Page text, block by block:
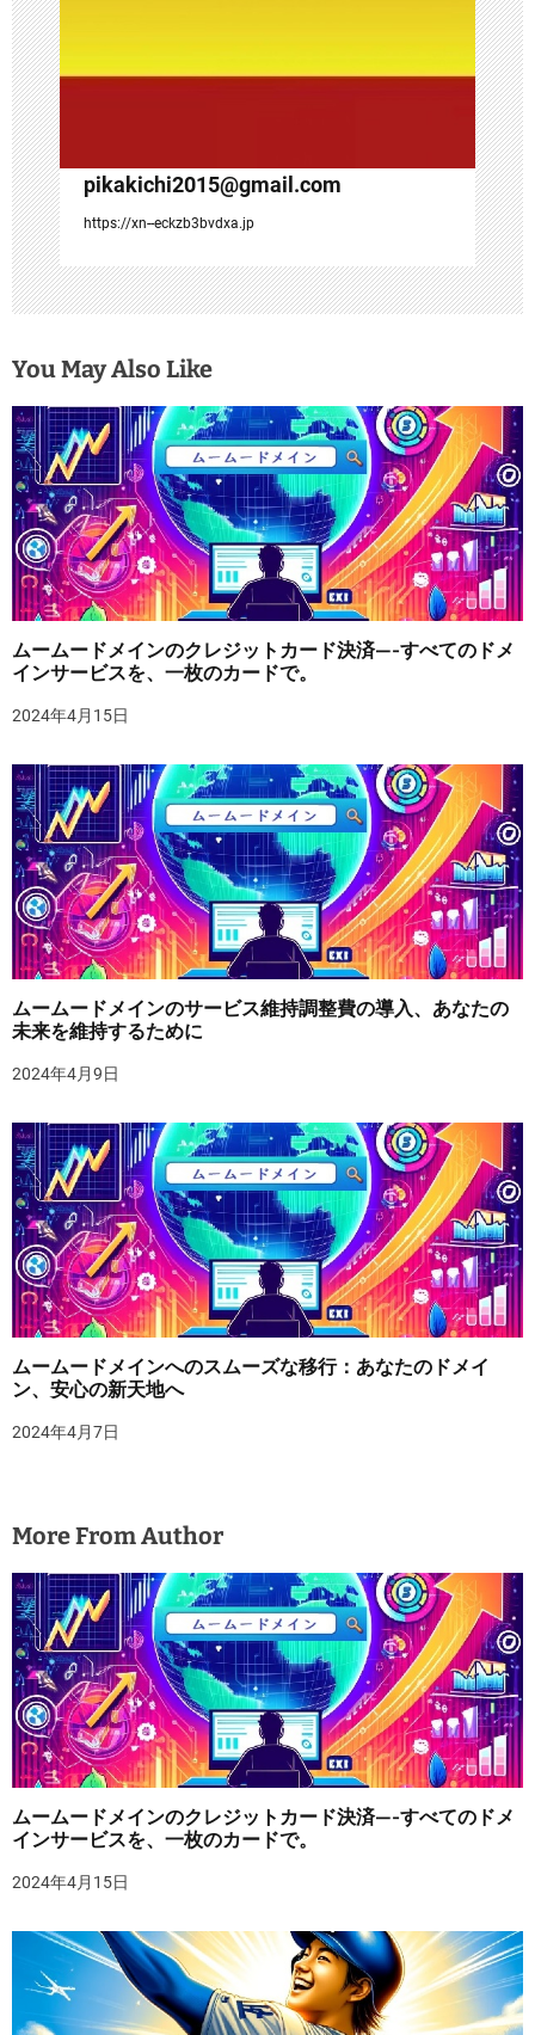
pikakichi2015@gmail.com
https://xn--eckzb3bvdxa.jp
You May Also Like
ムームードメインのクレジットカード決済—-すべてのドメ
インサービスを、一枚のカードで。
2024年4月15日
ムームードメインのサービス維持調整費の導入、あなたの
未来を維持するために
2024年4月9日
ムームードメインへのスムーズな移行：あなたのドメイ
ン、安心の新天地へ
2024年4月7日
More From Author
ムームードメインのクレジットカード決済—-すべてのドメ
インサービスを、一枚のカードで。
2024年4月15日